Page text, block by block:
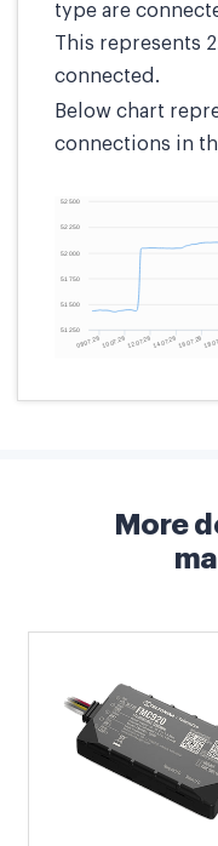
type are
This represents
connected.
Below chart
connections in
More